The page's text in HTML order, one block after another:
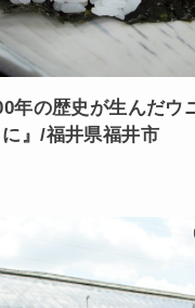
年の歴史が生んだウ
』/福井県福井市